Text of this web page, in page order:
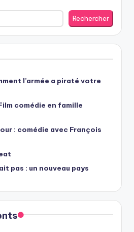
Rechercher
l’armée a piraté votre
comédie en famille
: comédie avec François
pas : un nouveau pays